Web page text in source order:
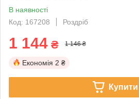
В наявності
Код: 167208
Роздріб
1 144 ₴ 1 146 ₴
Економія 2 ₴
Купити